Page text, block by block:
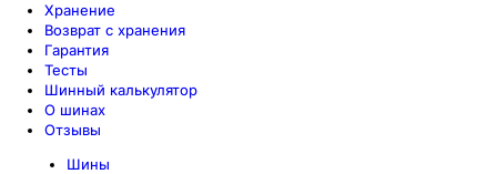
Хранение
Возврат с хранения
Гарантия
Тесты
Шинный калькулятор
О шинах
Отзывы
Шины